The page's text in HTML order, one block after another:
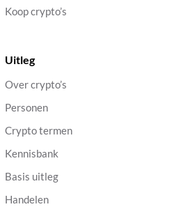
Koop crypto’s
Uitleg
Over crypto’s
Personen
Crypto termen
Kennisbank
Basis uitleg
Handelen